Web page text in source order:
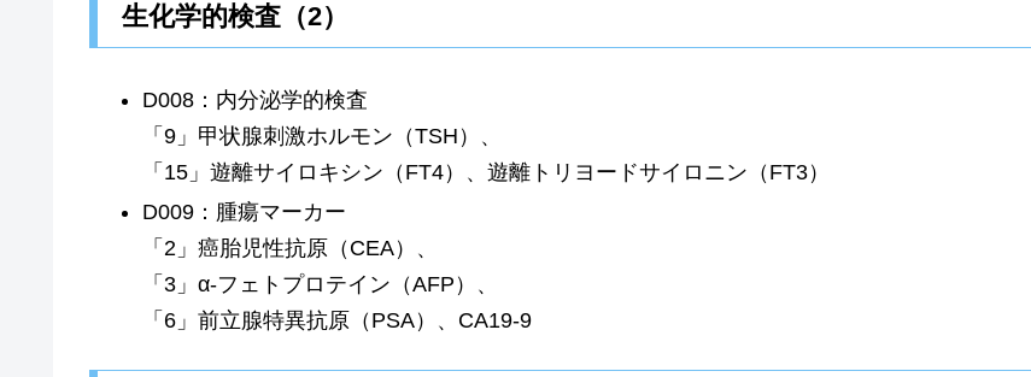
生化学的検査（2）
D008：内分泌学的検査
「9」甲状腺刺激ホルモン（TSH）、
「15」遊離サイロキシン（FT4）、遊離トリヨードサイロニン（FT3）
D009：腫瘍マーカー
「2」癌胎児性抗原（CEA）、
「3」α-フェトプロテイン（AFP）、
「6」前立腺特異抗原（PSA）、CA19-9